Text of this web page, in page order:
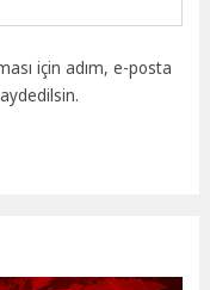
için adım, e-posta